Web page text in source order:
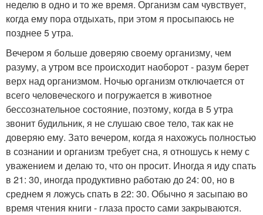
неделю в одно и то же время. Организм сам чувствует,
когда ему пора отдыхать, при этом я просыпаюсь не
позднее 5 утра.
Вечером я больше доверяю своему организму, чем
разуму, а утром все происходит наоборот - разум берет
верх над организмом. Ночью организм отключается от
всего человеческого и погружается в животное
бессознательное состояние, поэтому, когда в 5 утра
звонит будильник, я не слушаю свое тело, так как не
доверяю ему. Зато вечером, когда я нахожусь полностью
в сознании и организм требует сна, я отношусь к нему с
уважением и делаю то, что он просит. Иногда я иду спать
в 21: 30, иногда продуктивно работаю до 24: 00, но в
среднем я ложусь спать в 22: 30. Обычно я засыпаю во
время чтения книги - глаза просто сами закрываются.